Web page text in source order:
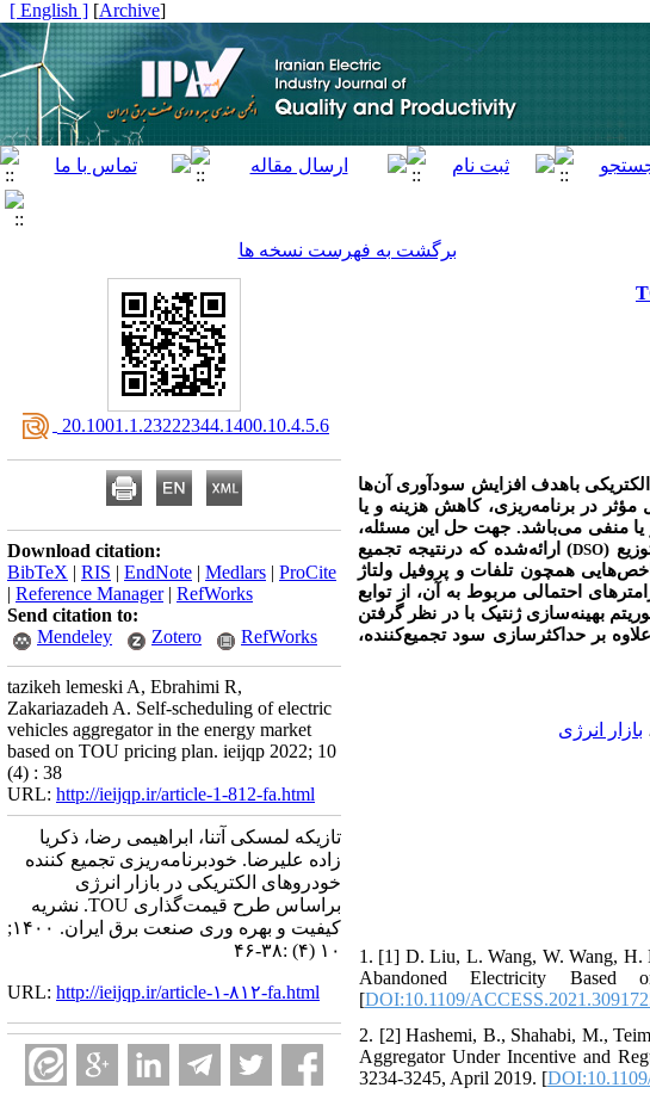
[
Archive
]
[ English ]
برگشت به فهرست نسخه ها
باهدف افزایش سودآوری آن‌ها
در برنامه‌ریزی، کاهش هزینه و یا
یا منفی می‌باشد. جهت حل این مسئله،
(
DSO) ارائه‌شده که درنتیجه تجمیع
همچون تلفات و پروفیل ولتاژ
احتمالی مربوط به آن، از توابع
نمونه توسط الگوریتم بهینه‌سازی ژنتیک با در نظر گرفتن
بر حداکثر‌سازی سود تجمیع‌کننده،
بازار انرژی
1. [1] D. Liu, L. Wang, W. Wang, H.
Abandoned Electricity
[DOI:10.1109/
2. [2] Hashemi, B., Shahabi, M.,
Aggregator Under Incentive and
3234-3245, April 2019. [
‎ 20.1001.1.23222344.1400.10.4.5.6
Download citation:
BibTeX | RIS | EndNote | Medlars | ProCite
| Reference Manager| RefWorks
Send citation to:
Mendeley
Zotero RefWorks
tazikeh lemeski A, Ebrahimi R,
Zakariazadeh A. Self-scheduling of electric
vehicles aggregator in the energy market
based on TOU pricing plan. ieijqp 2022; 10
(4) : 38
URL: http://ieijqp.ir/article-1-812-fa.html
تازیکه لمسکی آتنا، ابراهیمی رضا، ذکریا
زاده علیرضا. خودبرنامه‌ریزی تجمیع کننده
خودروهای الکتریکی در بازار انرژی
براساس طرح قیمت‌گذاری TOU. نشریه
کیفیت و بهره وری صنعت برق ایران. ۱۴۰۰;
۱۰ (۴) :۳۸-۴۶
URL: http://ieijqp.ir/article-۱-۸۱۲-fa.html